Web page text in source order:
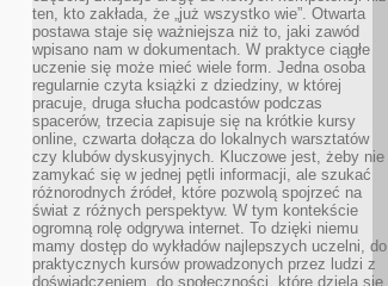
ten, kto zakłada, że „już wszystko wie”. Otwarta
postawa staje się ważniejsza niż to, jaki zawód
wpisano nam w dokumentach. W praktyce ciągłe
uczenie się może mieć wiele form. Jedna osoba
regularnie czyta książki z dziedziny, w której
pracuje, druga słucha podcastów podczas
spacerów, trzecia zapisuje się na krótkie kursy
online, czwarta dołącza do lokalnych warsztatów
czy klubów dyskusyjnych. Kluczowe jest, żeby nie
zamykać się w jednej pętli informacji, ale szukać
różnorodnych źródeł, które pozwolą spojrzeć na
świat z różnych perspektyw. W tym kontekście
ogromną rolę odgrywa internet. To dzięki niemu
mamy dostęp do wykładów najlepszych uczelni, do
praktycznych kursów prowadzonych przez ludzi z
doświadczeniem, do społeczności, które dzielą się